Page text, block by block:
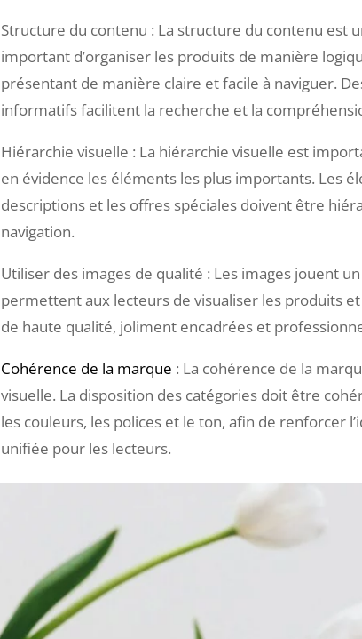
Structure du contenu : La structure du contenu est
important d’organiser les produits de manière
présentant de manière claire et facile à naviguer.
informatifs facilitent la recherche et la
Hiérarchie visuelle : La hiérarchie visuelle est
en évidence les éléments les plus importants. Les
descriptions et les offres spéciales doivent être
navigation.
Utiliser des images de qualité : Les images jouent
permettent aux lecteurs de visualiser les produits
de haute qualité, joliment encadrées et
Cohérence de la marque : La cohérence de la
visuelle. La disposition des catégories doit être
les couleurs, les polices et le ton, afin de renforcer
unifiée pour les lecteurs.